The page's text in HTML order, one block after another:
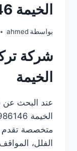
الخيمة 0561986146
بواسطة ahmed
شركة
الخيمة
عند البحث
متخصصة تقدم
الفلل،